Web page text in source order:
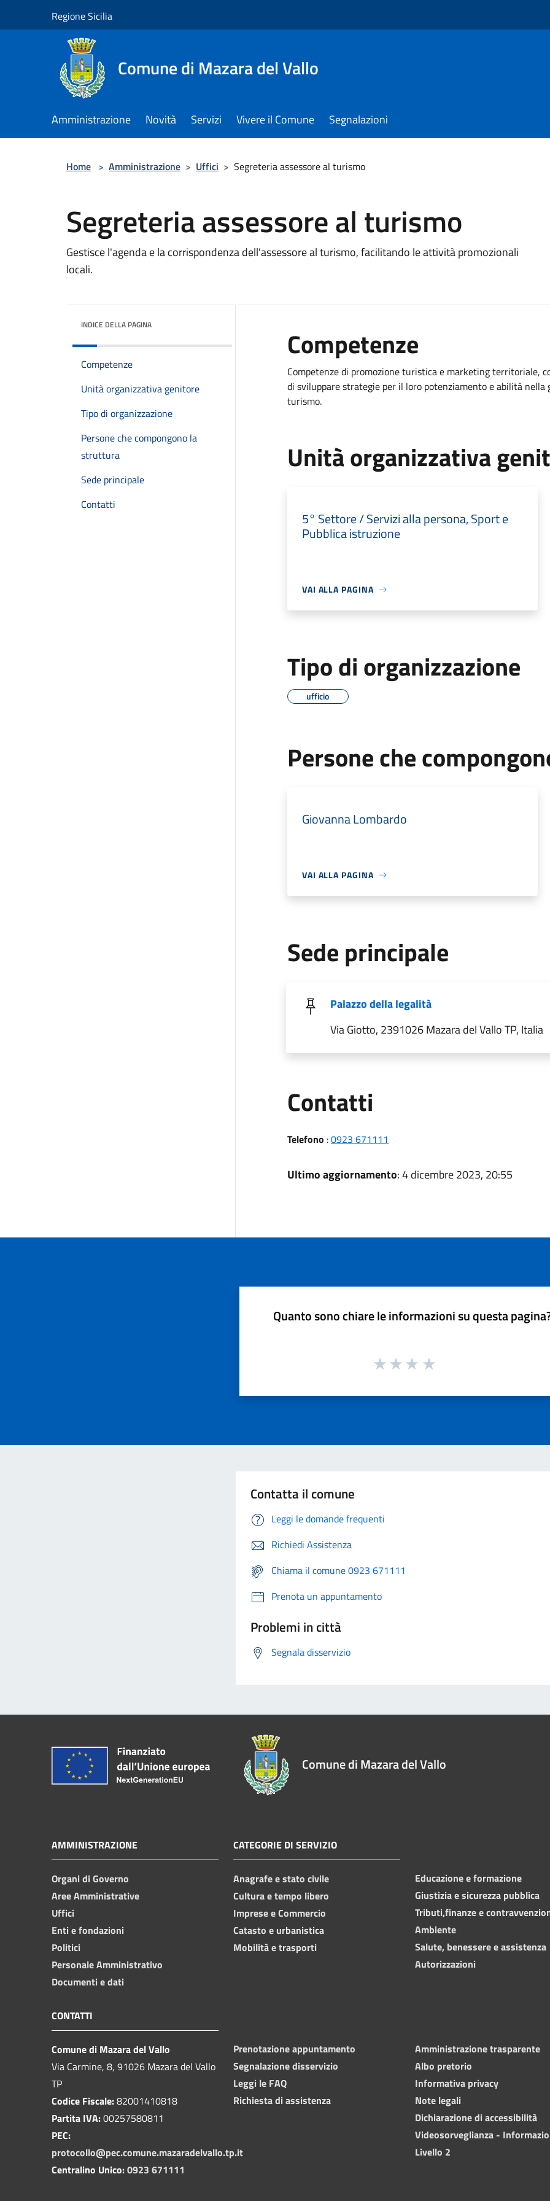
Regione Sicilia
Comune di Mazara del Vallo
Amministrazione Novità Servizi Vivere il Comune Segnalazioni
Home > Amministrazione > Uffici > Segreteria assessore al turismo
Segreteria assessore al turismo
Gestisce l'agenda e la corrispondenza dell'assessore al turismo, facilitando le attività promozionali
locali.
INDICE DELLA PAGINA
Competenze
Unità organizzativa genitore
Tipo di organizzazione
Persone che compongono la
struttura
Sede principale
Contatti
Competenze
Competenze di promozione turistica e marketing territoriale,
di sviluppare strategie per il loro potenziamento e abilità
turismo.
Unità organizzativa
5° Settore / Servizi alla persona, Sport e
Pubblica istruzione
VAI ALLA PAGINA
Tipo di organizzazione
ufficio
Persone che
Giovanna Lombardo
VAI ALLA PAGINA
Sede principale
Palazzo della legalità
Via Giotto, 2391026 Mazara del Vallo TP, Italia
Contatti
Telefono :0923 671111
Ultimo aggiornamento: 4 dicembre 2023, 20:55
Quanto sono chiare le informazioni su questa
Contatta il comune
Leggi le domande frequenti
Richiedi Assistenza
Chiama il comune 0923 671111
Prenota un appuntamento
Problemi in città
Segnala disservizio
Comune di Mazara del Vallo
AMMINISTRAZIONE
Organi di Governo
Aree Amministrative
Uffici
Enti e fondazioni
Politici
Personale Amministrativo
Documenti e dati
CATEGORIE DI SERVIZIO
Anagrafe e stato civile
Cultura e tempo libero
Imprese e Commercio
Catasto e urbanistica
Mobilità e trasporti
Educazione e formazione
Giustizia e sicurezza pubblica
Tributi,finanze e
Ambiente
Salute, benessere e assistenza
Autorizzazioni
CONTATTI
Comune di Mazara del Vallo
Via Carmine, 8, 91026 Mazara del Vallo
TP
Codice Fiscale:82001410818
Partita IVA:00257580811
PEC:
protocollo@pec.comune.mazaradelvallo.tp.it
Centralino Unico:0923 671111
Prenotazione appuntamento
Segnalazione disservizio
Leggi le FAQ
Richiesta di assistenza
Amministrazione trasparente
Albo pretorio
Informativa privacy
Note legali
Dichiarazione di accessibilità
Videosorveglianza -
Livello 2